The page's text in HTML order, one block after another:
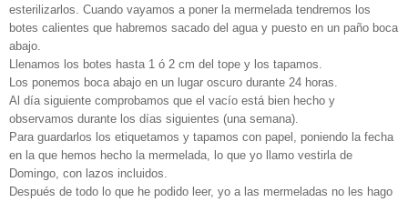
esterilizarlos. Cuando vayamos a poner la mermelada tendremos los
botes calientes que habremos sacado del agua y puesto en un paño boca
abajo.
Llenamos los botes hasta 1 ó 2 cm del tope y los tapamos.
Los ponemos boca abajo en un lugar oscuro durante 24 horas.
Al día siguiente comprobamos que el vacío está bien hecho y
observamos durante los días siguientes (una semana).
Para guardarlos los etiquetamos y tapamos con papel, poniendo la fecha
en la que hemos hecho la mermelada, lo que yo llamo vestirla de
Domingo, con lazos incluidos.
Después de todo lo que he podido leer, yo a las mermeladas no les hago